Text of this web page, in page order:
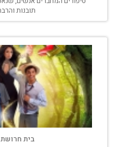
תובנות
בית